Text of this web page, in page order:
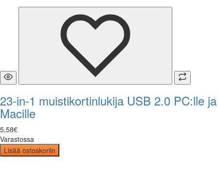
23-in-1 muistikortinlukija USB 2.0 PC:lle ja
Macille
5,58€
Varastossa
Lisää ostoskoriin